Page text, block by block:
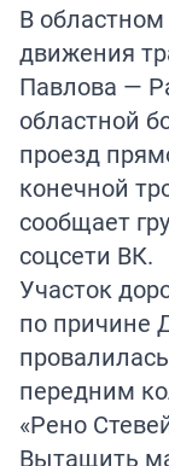
В
движения
Павлова —
областной
проезд
конечной
сообщает
соцсети ВК.
Участок
по причине
передним
«Рено
Вытащить